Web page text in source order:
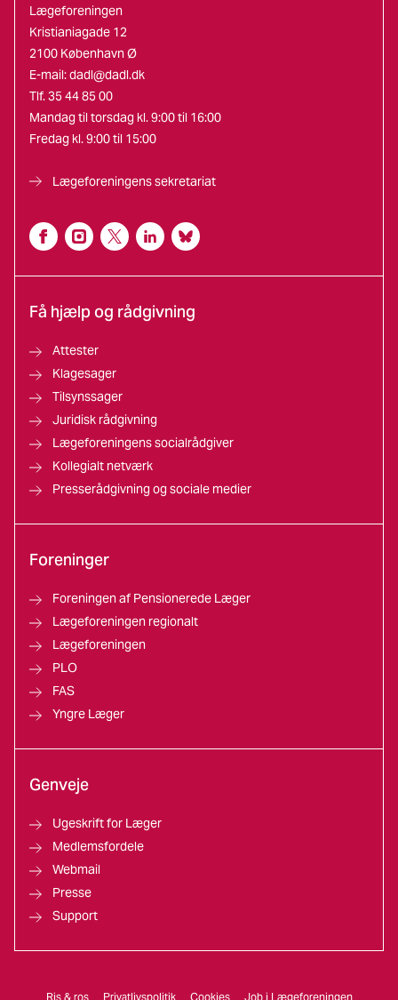
Lægeforeningen
Kristianiagade 12
2100 København Ø
E-mail:dadl@dadl.dk
Tlf. 35 44 85 00
Mandag til torsdag kl. 9:00 til 16:00
Fredag kl. 9:00 til 15:00
Lægeforeningens sekretariat
Få hjælp og rådgivning
Attester
Klagesager
Tilsynssager
Juridisk rådgivning
Lægeforeningens socialrådgiver
Kollegialt netværk
Presserådgivning og sociale medier
Foreninger
Foreningen af Pensionerede Læger
Lægeforeningen regionalt
Lægeforeningen
PLO
FAS
Yngre Læger
Genveje
Ugeskrift for Læger
Medlemsfordele
Webmail
Presse
Support
Ris & ros Privatlivspolitik Cookies Job i Lægeforeningen